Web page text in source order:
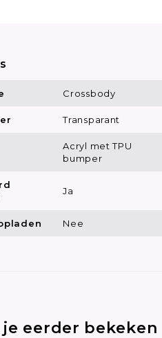
Crossbody
Transparant
Acryl met TPU
bumper
Ja
Nee
eerder bekeken